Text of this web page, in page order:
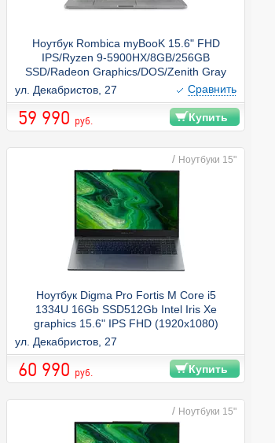
Ноутбук Rombica myBooK 15.6" FHD
IPS/Ryzen 9-5900HX/8GB/256GB
SSD/Radeon Graphics/DOS/Zenith Gray
ул. Декабристов, 27
Cравнить
59 990 руб. Купить
/ Ноутбуки 15"
Ноутбук Digma Pro Fortis M Core i5
1334U 16Gb SSD512Gb Intel Iris Xe
graphics 15.6" IPS FHD (1920x1080)
Windows 11 Pro grey WiFi BT Cam
4250mAh (DN15P
ул. Декабристов, 27
60 990 руб. Купить
/ Ноутбуки 15"